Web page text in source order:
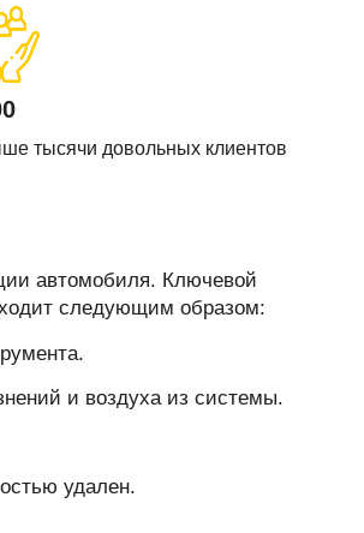
тысячи довольных клиентов
автомобиля. Ключевой
следующим образом:
и воздуха из системы.
удален.